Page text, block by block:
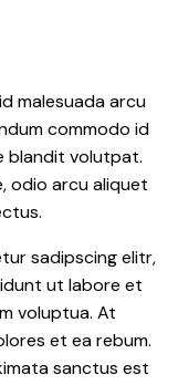
malesuada arcu
commodo id
blandit volutpat.
odio arcu aliquet
sadipscing elitr,
ut labore et
voluptua. At
et ea rebum.
sanctus est